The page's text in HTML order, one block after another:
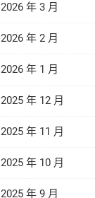
2026 年 3 月
2026 年 2 月
2026 年 1 月
2025 年 12 月
2025 年 11 月
2025 年 10 月
2025 年 9 月